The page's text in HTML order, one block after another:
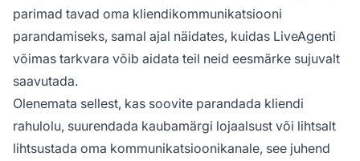
parimad tavad oma kliendikommunikatsiooni
parandamiseks, samal ajal näidates, kuidas LiveAgenti
võimas tarkvara võib aidata teil neid eesmärke sujuvalt
saavutada.
Olenemata sellest, kas soovite parandada kliendi
rahulolu, suurendada kaubamärgi lojaalsust või lihtsalt
lihtsustada oma kommunikatsioonikanale, see juhend